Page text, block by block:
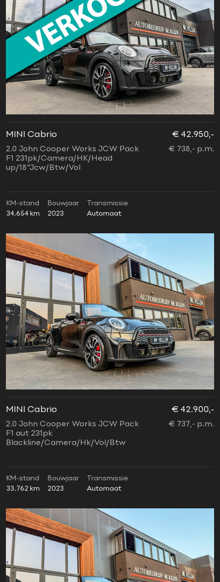
MINI Cabrio
2.0 John Cooper Works JCW Pack
F1 231pk/Camera/HK/Head
up/18"Jcw/Btw/Vol
€ 42.950,-
€ 738,- p.m.
KM-stand
34.654 km
Bouwjaar
2023
Transmissie
Automaat
MINI Cabrio
2.0 John Cooper Works JCW Pack
F1 aut 231pk
Blackline/Camera/Hk/Vol/Btw
€ 42.900,-
€ 737,- p.m.
KM-stand
33.762 km
Bouwjaar
2023
Transmissie
Automaat